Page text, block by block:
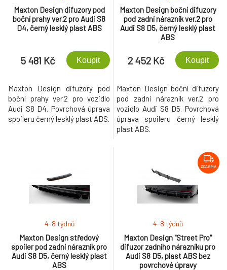
Maxton Design difuzory pod
boční prahy ver.2 pro Audi S8
D4, černý lesklý plast ABS
5 481 Kč Koupit
Maxton Design difuzory pod
boční prahy ver.2 pro vozidlo
Audi S8 D4. Povrchová úprava
spoileru černý lesklý plast ABS.
Maxton Design boční difuzory
pod zadní nárazník ver.2 pro
Audi S8 D5, černý lesklý plast
ABS
2 452 Kč Koupit
Maxton Design boční difuzory
pod zadní nárazník ver.2 pro
vozidlo Audi S8 D5. Povrchová
úprava spoileru černý lesklý
plast ABS.
Maxton Design středový
spoiler pod zadní nárazník pro
Audi S8 D5, černý lesklý plast
ABS
4-8 týdnů
ZDARMA
Maxton Design "Street Pro"
difuzor zadního nárazníku pro
Audi S8 D5, plast ABS bez
povrchové úpravy
4-8 týdnů